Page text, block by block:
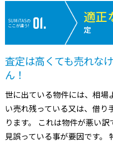
SUMiTASの
ここが違う!
適正
定
査定は高くても売れな
ん！
世に出ている物件には、相場
い売れ残っている又は、借り
ります。 これは物件が悪い
見誤っている事が要因です。